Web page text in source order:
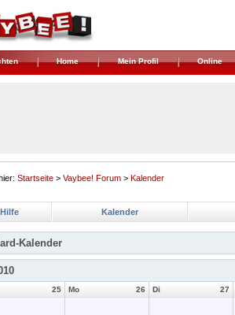
Home Mein Profil Online
Startseite > Vaybee! Forum > Kalender
Hilfe Kalender
Kalender
25 26
Mo 27
Di